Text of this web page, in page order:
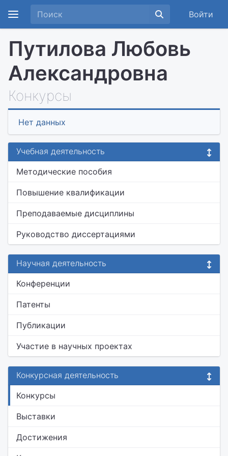
Войти
Путилова Любовь
Александровна
Конкурсы
Нет данных
Учебная деятельность
Методические пособия
Повышение квалификации
Преподаваемые дисциплины
Руководство диссертациями
Научная деятельность
Конференции
Патенты
Публикации
Участие в научных проектах
Конкурсная деятельность
Конкурсы
Выставки
Достижения